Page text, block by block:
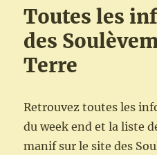
Toutes les
des
Terre
Retrouvez toutes les
du week end et la liste
manif sur le site des